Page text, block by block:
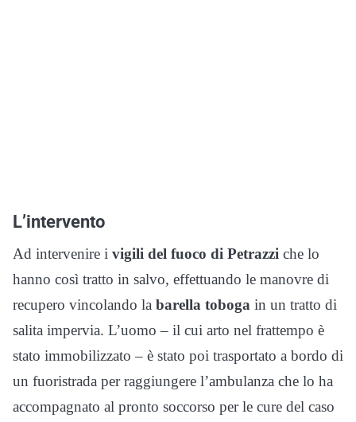
L’intervento
Ad intervenire i vigili del fuoco di Petrazzi che lo
hanno così tratto in salvo, effettuando le manovre di
recupero vincolando la barella toboga in un tratto di
salita impervia. L’uomo – il cui arto nel frattempo è
stato immobilizzato – è stato poi trasportato a bordo di
un fuoristrada per raggiungere l’ambulanza che lo ha
accompagnato al pronto soccorso per le cure del caso